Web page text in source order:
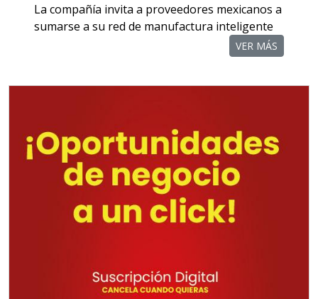
Aplicar al Requerimiento
Especificaciones:
Requisitos: Otorgar condiciones de
crédito acordes a las políticas del
grupo, contar con instalaciones
cercanas a la región y otorgar
referencias comerciales.
La compañía invita a proveedores mexicanos a
sumarse a su red de manufactura inteligente
VER MÁS